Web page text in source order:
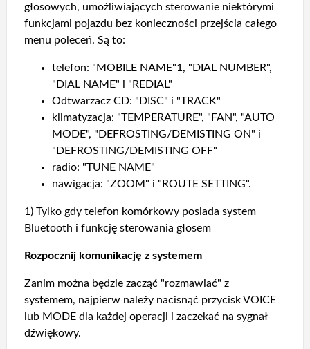
głosowych, umożliwiających sterowanie niektórymi
funkcjami pojazdu bez konieczności przejścia całego
menu poleceń. Są to:
telefon: "MOBILE NAME"1, "DIAL NUMBER",
"DIAL NAME" i "REDIAL"
Odtwarzacz CD: "DISC" i "TRACK"
klimatyzacja: "TEMPERATURE", "FAN", "AUTO
MODE", "DEFROSTING/DEMISTING ON" i
"DEFROSTING/DEMISTING OFF"
radio: "TUNE NAME"
nawigacja: "ZOOM" i "ROUTE SETTING".
1) Tylko gdy telefon komórkowy posiada system
Bluetooth i funkcję sterowania głosem
Rozpocznij komunikację z systemem
Zanim można będzie zacząć "rozmawiać" z
systemem, najpierw należy nacisnąć przycisk VOICE
lub MODE dla każdej operacji i zaczekać na sygnał
dźwiękowy.